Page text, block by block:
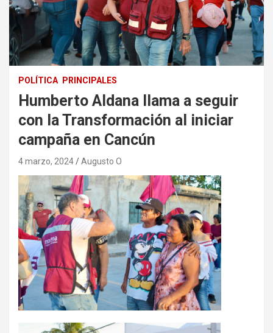
POLÍTICA PRINCIPALES
Humberto Aldana llama a seguir
con la Transformación al iniciar
campaña en Cancún
4 marzo, 2024 Augusto O